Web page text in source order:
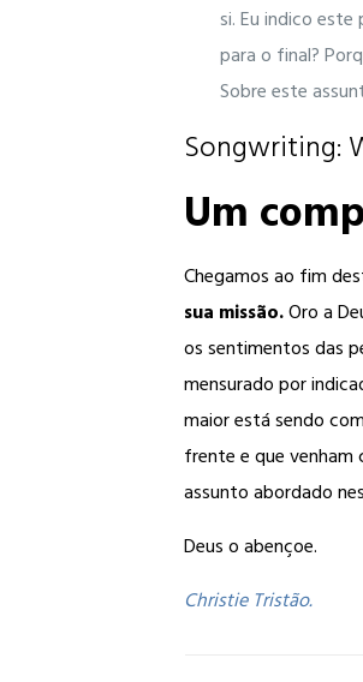
si. Eu indico
para o final?
Sobre este
Songwriting:
Um
Chegamos ao fim
sua missão.Oro a
os sentimentos das
mensurado por
maior está sendo
frente e que venham
assunto abordado
Deus o abençoe.
Christie Tristão.